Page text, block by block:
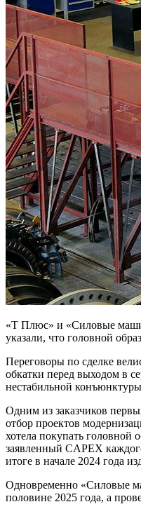
«Т Плюс» и «Силовые
указали, что головной
Переговоры по сделке
обкатки перед выходом в
нестабильной
Одним из заказчиков
отбор проектов
хотела покупать
заявленный CAPEX
итоге в начале 2024 года
Одновременно «Силовые
половине 2025 года, а